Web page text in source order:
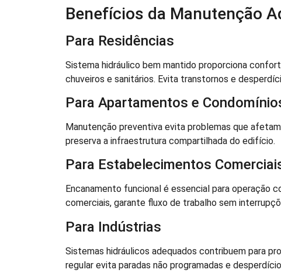
Benefícios da Manutenção
Para Residências
Sistema hidráulico bem mantido proporciona
chuveiros e sanitários. Evita transtornos e
Para Apartamentos e
Manutenção preventiva evita problemas que
preserva a infraestrutura compartilhada do edifício.
Para Estabelecimentos
Encanamento funcional é essencial para operação
comerciais, garante fluxo de trabalho sem
Para Indústrias
Sistemas hidráulicos adequados contribuem para
regular evita paradas não programadas e